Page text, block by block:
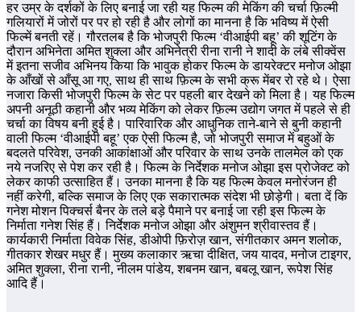
हर उम्र के दर्शकों के लिए बनाई जा रही यह फिल्म की मेकिंग की चर्चा फ़िल्मी
गलियारों में जोरों पर पर हो रही है और लोगों का मानना है कि भविष्य में ऐसी
फिल्में बनती रहें। गौरतलब है कि भोजपुरी फिल्म ‘वीआईपी बहू’ की शूटिंग के
दौरान अभिनेता अमित शुक्ला और अभिनेत्री रीना रानी ने शादी के लंबे सीक्वेंस
में इतना सजीव अभिनय किया कि भावुक होकर फिल्म के डायरेक्टर मनोज ओझा
के आँखों से आँसू आ गए, साथ ही साथ फ़िल्म के सभी क्रू मेंबर रो रहे थे। ऐसा
नजारा किसी भोजपुरी फिल्म के सेट पर पहली बार देखने को मिला है। यह फिल्म
अपनी अनूठी कहानी और भव्य मेकिंग को लेकर फ़िल्म उद्योग जगत में पहले से ही
चर्चा का विषय बनी हुई है। पारिवारिक और आधुनिक ताने-बाने से बुनी कहानी
वाली फिल्म ‘वीआईपी बहू’ एक ऐसी फिल्म है, जो भोजपुरी समाज में बहुओं के
बदलते परिवेश, उनकी आकांक्षाओं और परिवार के साथ उनके तालमेल को एक
नये नजरिए से पेश कर रही है। फिल्म के निर्देशक मनोज ओझा इस प्रोजेक्ट को
लेकर काफी उत्साहित हैं। उनका मानना है कि यह फिल्म केवल मनोरंजन ही
नहीं करेगी, बल्कि समाज के लिए एक सकारात्मक संदेश भी छोड़ेगी। बता दें कि
गनेश मोशन पिक्चर्स बैनर के तले बड़े पैमाने पर बनाई जा रही इस फिल्म के
निर्माता गनेश सिंह हैं। निर्देशक मनोज ओझा और अंशुमन श्रीवास्तव हैं।
कार्यकारी निर्माता विवेक सिंह, डीओपी फ़िरोज़ खान, संगीतकार अमन शलोक,
गीतकार शेखर मधुर हैं। मुख्य कलाकार ऋचा दीक्षित, जय यादव, मनोज टाइगर,
अमित शुक्ला, रीना रानी, नीलम पांडेय, शबनम खान, बबलू खान, रूपेश सिंह
आदि हैं।